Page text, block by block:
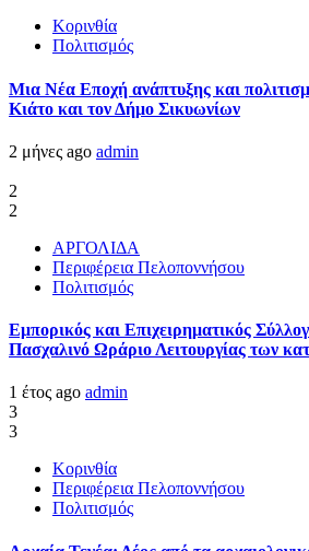
Κορινθία
Πολιτισμός
Μια Νέα Εποχή ανάπτυξης και
Κιάτο και τον Δήμο Σικυωνίων
2 μήνες ago admin
2
2
ΑΡΓΟΛΙΔΑ
Περιφέρεια Πελοποννήσου
Πολιτισμός
Εμπορικός και Επιχειρηματικός
Πασχαλινό Ωράριο Λειτουργίας των
1 έτος ago admin
3
3
Κορινθία
Περιφέρεια Πελοποννήσου
Πολιτισμός